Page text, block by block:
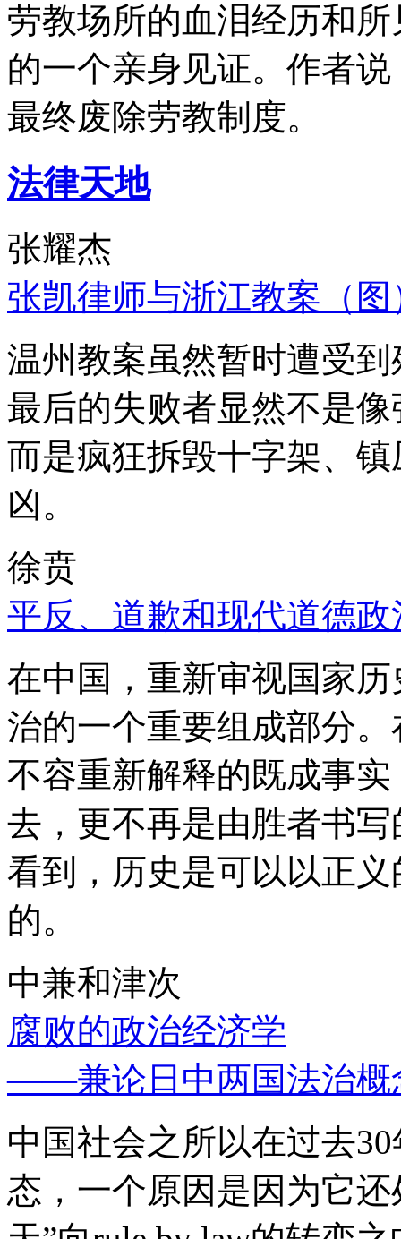
劳教场所的血泪经历和
的一个亲身见证。作者
最终废除劳教制度。
法律天地
张耀杰
张凯律师与浙江教案（图
温州教案虽然暂时遭受
最后的失败者显然不是
而是疯狂拆毁十字架、
凶。
徐贲
平反、道歉和现代道德政
在中国，重新审视国家
治的一个重要组成部分
不容重新解释的既成事
去，更不再是由胜者书
看到，历史是可以以正
的。
中兼和津次
腐败的政治经济学
——兼论日中两国法治概
中国社会之所以在过去
态，一个原因是因为它